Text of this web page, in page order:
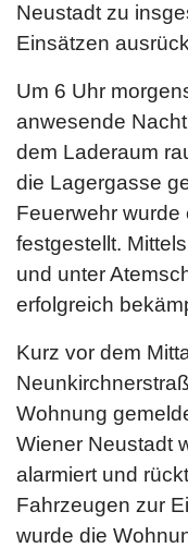
Neustadt zu
Einsätzen
Um 6 Uhr
anwesende
dem Laderaum
die Lagergasse
Feuerwehr wurde
festgestellt.
und unter
erfolgreich
Kurz vor dem
Wohnung
Wiener Neustadt
alarmiert und
Fahrzeugen zur
wurde die